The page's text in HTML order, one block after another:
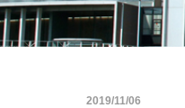
2019/11/06